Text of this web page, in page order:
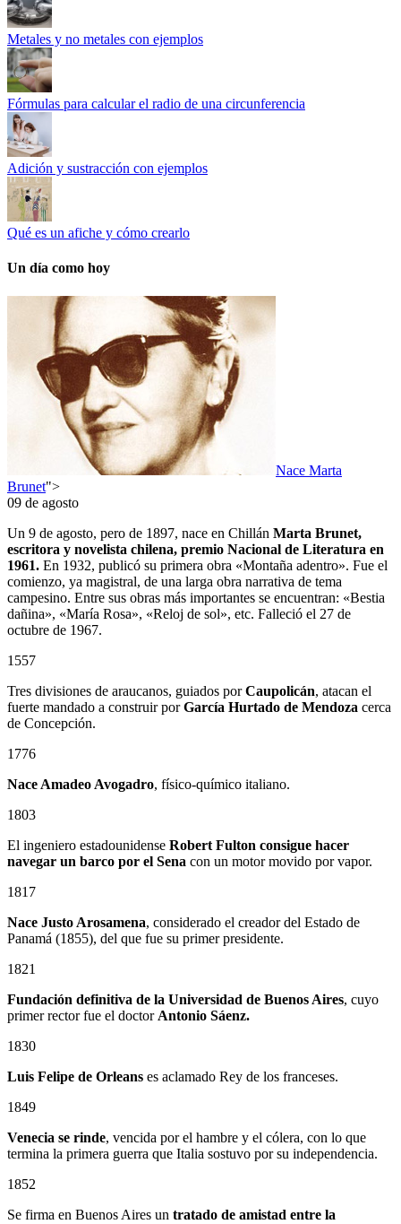
Metales y no metales con ejemplos
Fórmulas para calcular el radio de una circunferencia
Adición y sustracción con ejemplos
Qué es un afiche y cómo crearlo
Un día como hoy
Nace Marta
Brunet">
09 de agosto
Un 9 de agosto, pero de 1897, nace en Chillán Marta Brunet,
escritora y novelista chilena, premio Nacional de Literatura en
1961. En 1932, publicó su primera obra «Montaña adentro». Fue el
comienzo, ya magistral, de una larga obra narrativa de tema
campesino. Entre sus obras más importantes se encuentran: «Bestia
dañina», «María Rosa», «Reloj de sol», etc. Falleció el 27 de
octubre de 1967.
1557
Tres divisiones de araucanos, guiados porCaupolicán, atacan el
fuerte mandado a construir porGarcía Hurtado de Mendoza cerca
de Concepción.
1776
Nace Amadeo Avogadro, físico-químico italiano.
1803
El ingeniero estadounidense Robert Fulton consigue hacer
navegar un barco por el Sena con un motor movido por vapor.
1817
Nace Justo Arosamena, considerado el creador del Estado de
Panamá (1855), del que fue su primer presidente.
1821
Fundación definitiva de la Universidad de Buenos Aires, cuyo
primer rector fue el doctor Antonio Sáenz.
1830
Luis Felipe de Orleans es aclamado Rey de los franceses.
1849
Venecia se rinde, vencida por el hambre y el cólera, con lo que
termina la primera guerra que Italia sostuvo por su independencia.
1852
Se firma en Buenos Aires un tratado de amistad entre la